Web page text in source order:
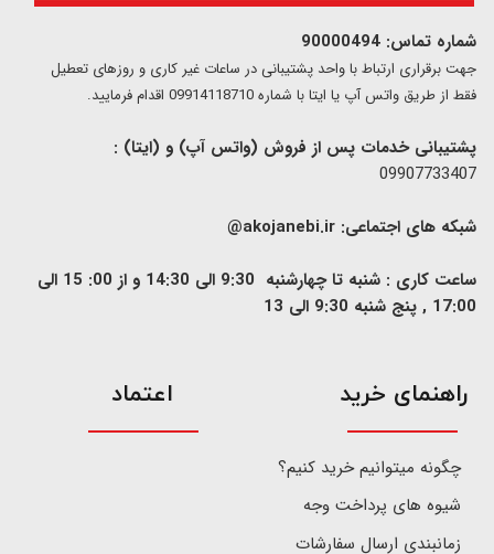
شماره تماس: 90000494
​​جهت برقراری ارتباط با واحد پشتیبانی در ساعات غیر کاری و روزهای تعطیل
فقط از طریق واتس آپ یا ایتا با شماره 09914118710 اقدام فرمایید.
پشتیبانی خدمات پس از فروش (واتس آپ) و (ایتا) :
09907733407
شبکه های اجتماعی: akojanebi.ir@
ساعت کاری : شنبه تا چهارشنبه 9:30 الی 14:30 و از 00: 15 الی
17:00 , پنج شنبه 9:30 الی 13
​راهنمای خرید
چگونه میتوانیم خرید کنیم؟
شیوه های پرداخت وجه
زمانبندی ارسال سفارشات
اعتماد